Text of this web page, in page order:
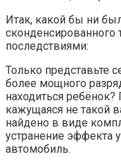
Итак, какой бы ни
последствиями:
Только представьте
более мощного
находиться
кажущаяся не такой
найдено в виде
устранение эффекта
автомобиль.